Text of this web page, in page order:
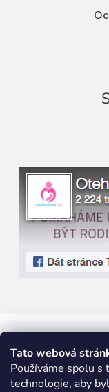
Tato webová
Používáme spolu
technologie, aby